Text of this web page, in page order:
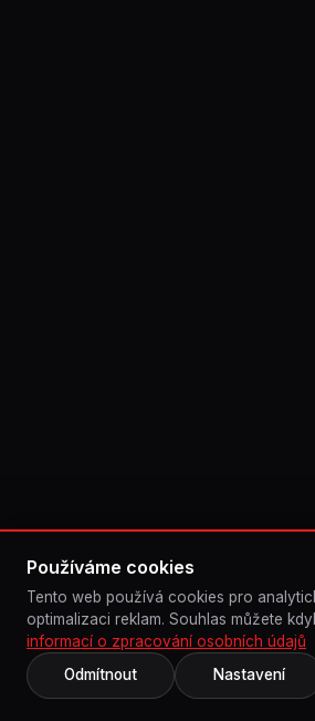
Používáme cookies
Tento web používá cookies pro
optimalizaci reklam. Souhlas můžete
informací o zpracování osobních údajů
Odmítnout
Nastavení